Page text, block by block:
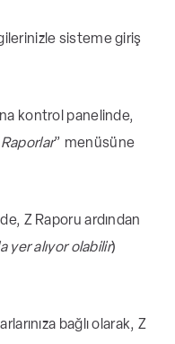
sisteme giriş
kontrol panelinde,
Raporlar” menüsüne
Z Raporu ardından
yer alıyor olabilir)
bağlı olarak, Z